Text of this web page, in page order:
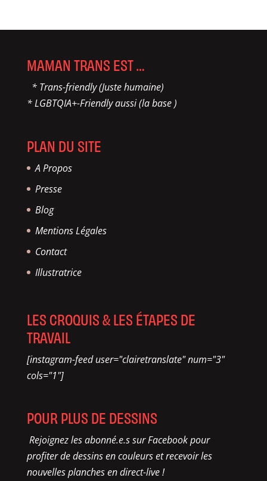
MAMAN TRANS EST …
* Trans-friendly (Juste humaine)
* LGBTQIA+-Friendly aussi (la base )
PLAN DU SITE
A Propos
Presse
Blog
Mentions Légales
Contact
Illustratrice
LES CROQUIS & LES ÉTAPES DE
TRAVAIL
[instagram-feed user="clairetranslate" num="3"
cols="1"]
POUR PLUS DE DESSINS
Rejoignez les abonné.e.s sur Facebook pour
profiter de dessins en couleurs et recevoir les
nouvelles planches en direct-live !